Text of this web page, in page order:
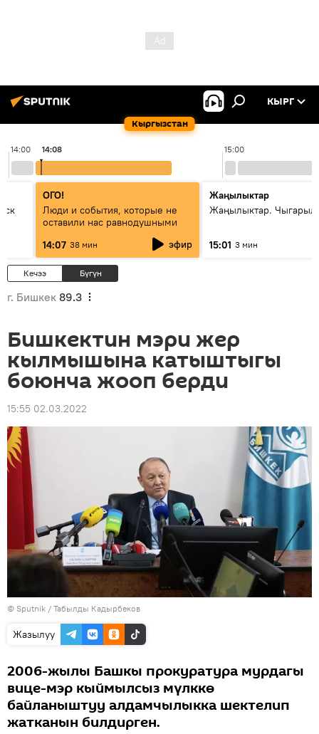
Кыргызстан
КЫРГ
14:00 15:00
14:08
ОГО!
Люди и события, которые не
оставили нас равнодушными
14:07 38 мин эфир
Жаңылыктар
Жаңылыктар.
15:01 3 мин
Кечээ Бүгүн
г. Бишкек 89.3
Бишкектин мэри жер
кылмышына катыштыгы
боюнча жооп берди
15:55 02.03.2022
© Sputnik / Табылды Кадырбеков
Жазылуу
2006-жылы Башкы прокуратура мурдагы
вице-мэр кыймылсыз мүлккө
байланыштуу алдамчылыкка шектелип
жатканын билдирген.